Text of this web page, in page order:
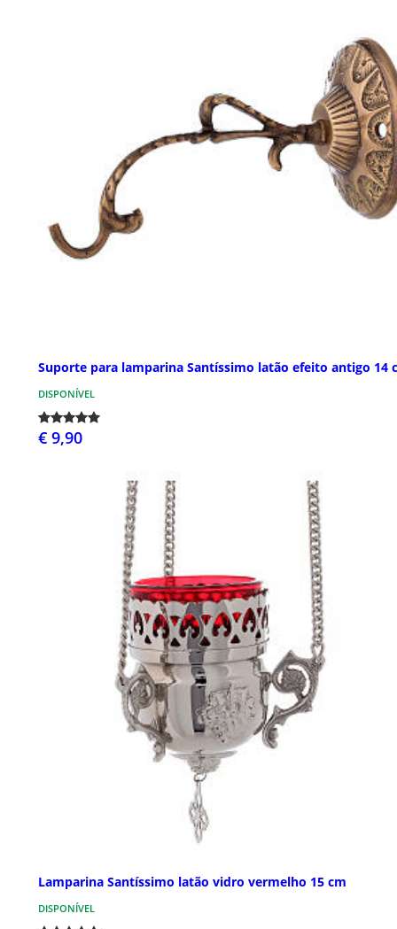
Suporte para lamparina Santíssimo latão efeito antigo 14
DISPONÍVEL
€ 9,90
Lamparina Santíssimo latão vidro vermelho 15 cm
DISPONÍVEL